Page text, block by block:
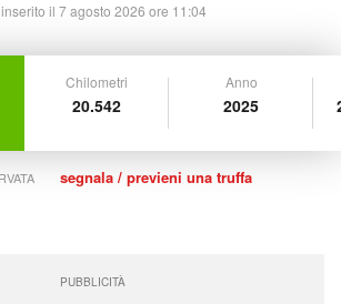
il 7 agosto 2026 ore 11:04
Chilometri
20.542
Anno
2025
segnala / previeni una truffa
PUBBLICITÀ